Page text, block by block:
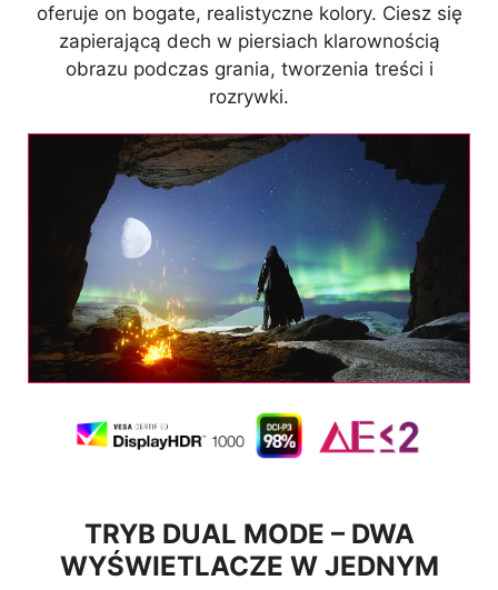
oferuje on bogate, realistyczne kolory. Ciesz się
zapierającą dech w piersiach klarownością
obrazu podczas grania, tworzenia treści i
rozrywki.
TRYB DUAL MODE – DWA
WYŚWIETLACZE W JEDNYM